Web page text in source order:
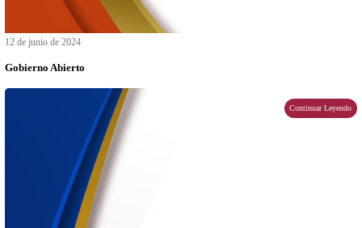
Actividades Académicas de Educación Media Superior
2024